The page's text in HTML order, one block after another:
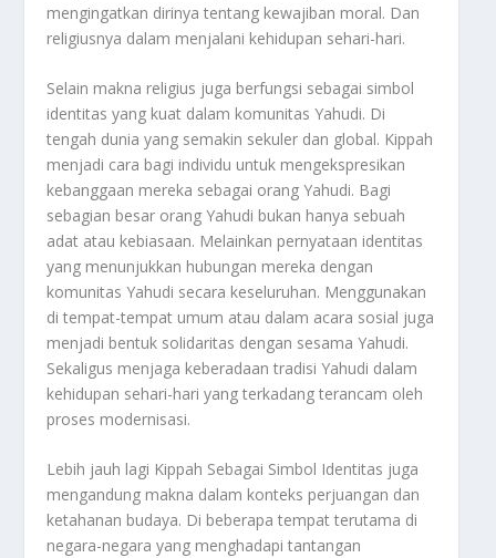
mengingatkan dirinya tentang kewajiban moral. Dan
religiusnya dalam menjalani kehidupan sehari-hari.
Selain makna religius juga berfungsi sebagai simbol
identitas yang kuat dalam komunitas Yahudi. Di
tengah dunia yang semakin sekuler dan global. Kippah
menjadi cara bagi individu untuk mengekspresikan
kebanggaan mereka sebagai orang Yahudi. Bagi
sebagian besar orang Yahudi bukan hanya sebuah
adat atau kebiasaan. Melainkan pernyataan identitas
yang menunjukkan hubungan mereka dengan
komunitas Yahudi secara keseluruhan. Menggunakan
di tempat-tempat umum atau dalam acara sosial juga
menjadi bentuk solidaritas dengan sesama Yahudi.
Sekaligus menjaga keberadaan tradisi Yahudi dalam
kehidupan sehari-hari yang terkadang terancam oleh
proses modernisasi.
Lebih jauh lagi Kippah Sebagai Simbol Identitas juga
mengandung makna dalam konteks perjuangan dan
ketahanan budaya. Di beberapa tempat terutama di
negara-negara yang menghadapi tantangan